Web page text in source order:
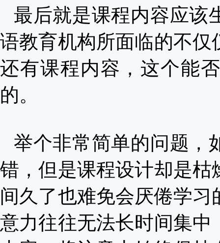
最后就是课程内容应该
语教育机构所面临的不
还有课程内容，这个能
的。
举个非常简单的问题，
错，但是课程设计却是
间久了也难免会厌倦学习
意力往往无法长时间集